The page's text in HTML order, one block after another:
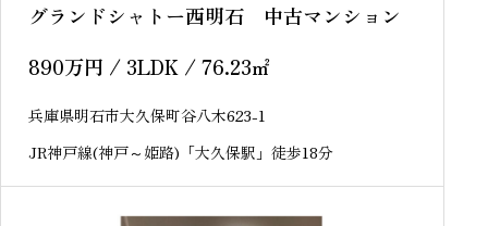
グランドシャトー西明石 中古マンション
890万円 / 3LDK / 76.23㎡
兵庫県明石市大久保町谷八木623-1
JR神戸線(神戸～姫路)「大久保駅」徒歩18分